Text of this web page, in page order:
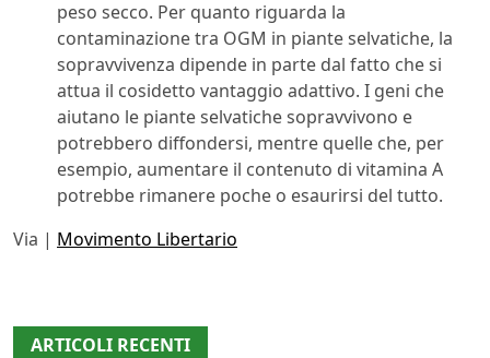
peso secco. Per quanto riguarda la
contaminazione tra OGM in piante selvatiche, la
sopravvivenza dipende in parte dal fatto che si
attua il cosidetto vantaggio adattivo. I geni che
aiutano le piante selvatiche sopravvivono e
potrebbero diffondersi, mentre quelle che, per
esempio, aumentare il contenuto di vitamina A
potrebbe rimanere poche o esaurirsi del tutto.
Via | Movimento Libertario
ARTICOLI RECENTI